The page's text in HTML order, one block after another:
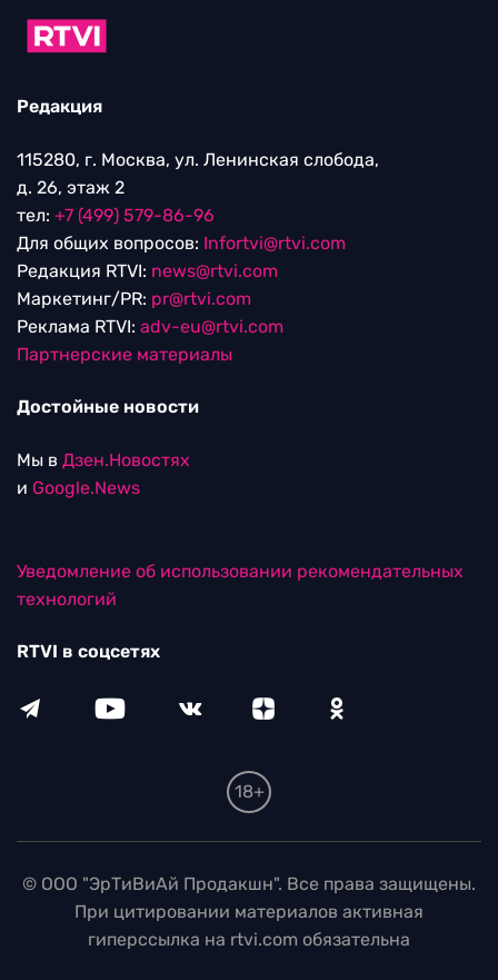
Редакция
115280, г. Москва, ул. Ленинская слобода,
д. 26, этаж 2
тел: +7 (499) 579-86-96
Для общих вопросов: Infortvi@rtvi.com
Редакция RTVI: news@rtvi.com
Маркетинг/PR: pr@rtvi.com
Реклама RTVI: adv-eu@rtvi.com
Партнерские материалы
Достойные новости
Мы в Дзен.Новостях
и Google.News
Уведомление об использовании рекомендательных
технологий
RTVI в соцсетях
18+
© ООО "ЭрТиВиАй Продакшн". Все права защищены.
При цитировании материалов активная
гиперссылка на rtvi.com обязательна